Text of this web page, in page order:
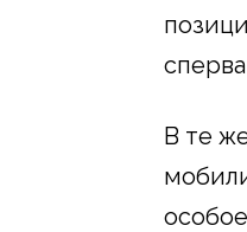
В те